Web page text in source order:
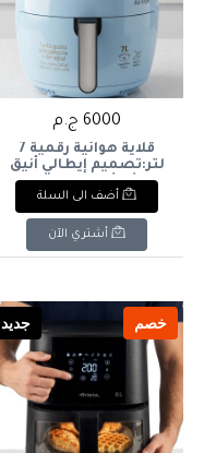
6000 ج.م
قلاية هوائية رقمية 7
لتر:تصميم إيطالي أنيق
مع شاشة لمس وسعة
عائلية كبيرة لطهي صحي
ومقرمش بدهون أقل
بنسبة 80%Ariete Digital
Air Fryer 7L:stylish
crispy cooking with 80%
less fat.
أضف الى السلة
أشتري الآن
خصم جديد